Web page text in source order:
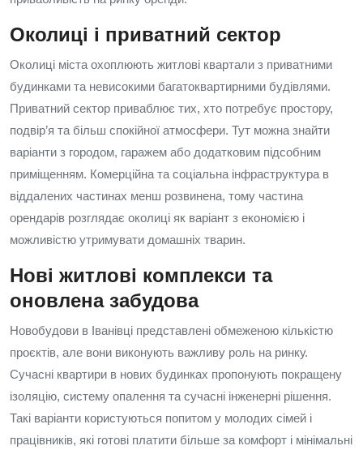
Околиці і приватний сектор
Околиці міста охоплюють житлові квартали з приватними
будинками та невисокими багатоквартирними будівлями.
Приватний сектор приваблює тих, хто потребує простору,
подвір’я та більш спокійної атмосфери. Тут можна знайти
варіанти з городом, гаражем або додатковим підсобним
приміщенням. Комерційна та соціальна інфраструктура в
віддалених частинах менш розвинена, тому частина
орендарів розглядає околиці як варіант з економією і
можливістю утримувати домашніх тварин.
Нові житлові комплекси та
оновлена забудова
Новобудови в Іванівці представлені обмеженою кількістю
проєктів, але вони виконують важливу роль на ринку.
Сучасні квартири в нових будинках пропонують покращену
ізоляцію, систему опалення та сучасні інженерні рішення.
Такі варіанти користуються попитом у молодих сімей і
працівників, які готові платити більше за комфорт і мінімальні